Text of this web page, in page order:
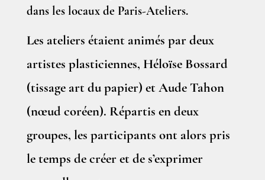
dans les locaux de Paris-Ateliers.
Les ateliers étaient animés par deux
artistes plasticiennes, Héloïse Bossard
(tissage art du papier) et Aude Tahon
(nœud coréen). Répartis en deux
groupes, les participants ont alors pris
le temps de créer et de s’exprimer